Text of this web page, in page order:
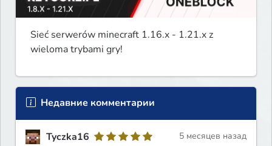
Sieć serwerów minecraft 1.16.x - 1.21.x z
wieloma trybami gry!
Недавние комментарии
Tyczka16
5 месяцев назад